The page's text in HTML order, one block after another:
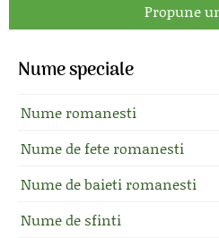
Propune
Nume speciale
Nume romanesti
Nume de fete romanesti
Nume de baieti romanesti
Nume de sfinti